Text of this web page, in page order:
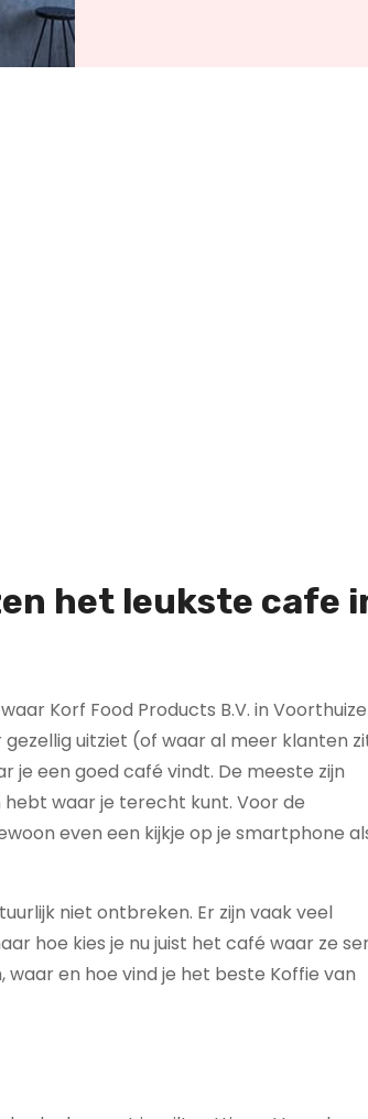
het leukste cafe
Korf Food Products B.V. in
uitziet (of waar al meer klanten
een goed café vindt. De meeste zijn
waar je terecht kunt. Voor de
even een kijkje op je smartphone
niet ontbreken. Er zijn vaak veel
hoe kies je nu juist het café waar ze
en hoe vind je het beste Koffie van